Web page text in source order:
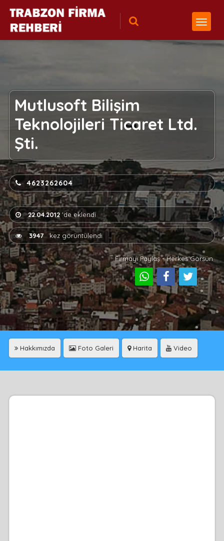
Mutlusoft Bilişim
Teknolojileri Ticaret Ltd.
Şti.
4623262604
22.04.2012'de eklendi
3947kez görüntülendi
Firmayı Paylaş - Herkes Görsün
Hakkımızda Foto Galeri Harita Video